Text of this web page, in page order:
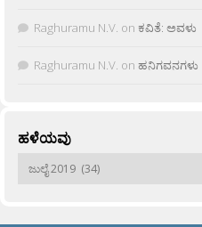
Raghuramu N.V. on ಕವಿತೆ: ಅವಳು
Raghuramu N.V. on ಹನಿಗವನಗಳು
ಹಳೆಯವು
ಹಳೆಯವು